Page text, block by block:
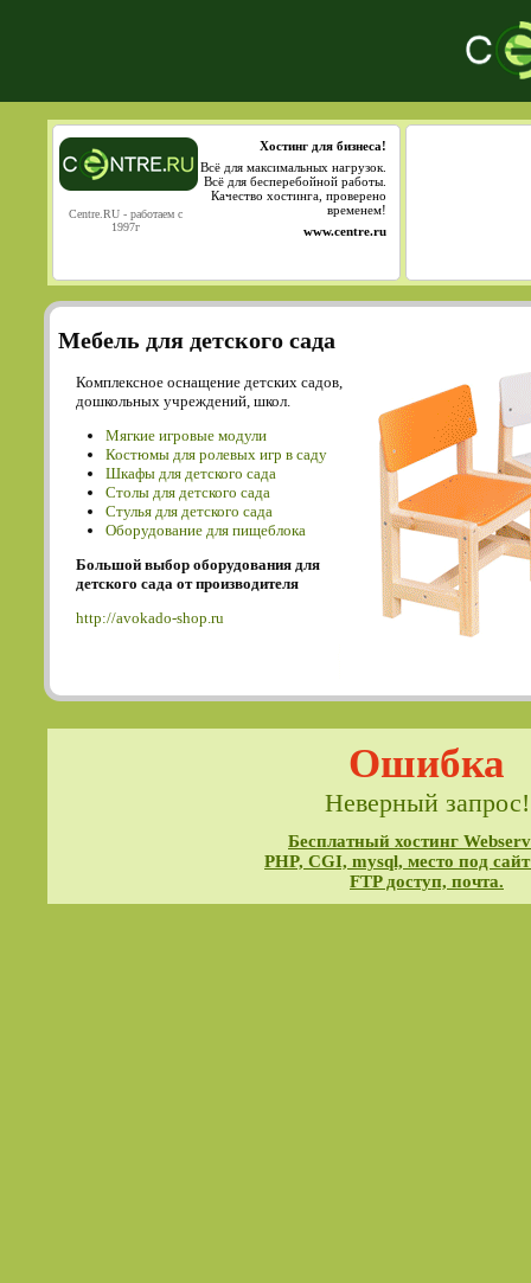
Centre.RU - работаем с
1997г
Хостинг для бизнеса!
Всё для максимальных нагрузок.
Всё для бесперебойной работы.
Качество хостинга, проверено
временем!
www.centre.ru
Мебель для детского сада
Комплексное оснащение детских садов,
дошкольных учреждений, школ.
Мягкие игровые модули
Костюмы для ролевых игр в саду
Шкафы для детского сада
Столы для детского сада
Cтулья для детского сада
Оборудование для пищеблока
Большой выбор оборудования для
детского сада от производителя
http://avokado-shop.ru
Ошибка
Неверный запрос!
Бесплатный хостинг
PHP, CGI, mysql, место под
FTP доступ, почта.